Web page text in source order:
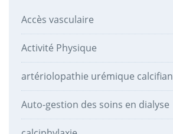
Accès vasculaire
Activité Physique
artériolopathie urémique
Auto-gestion des soins en dialyse